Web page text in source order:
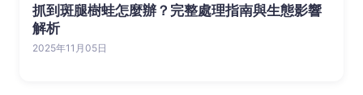
抓到斑腿樹蛙怎麼辦？完整處理指南與生態影響
解析
2025年11月05日